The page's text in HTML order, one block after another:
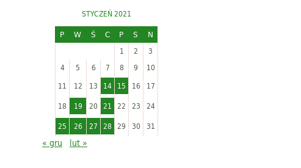
STYCZEŃ 2021
P
W Ś C P S
N
1
2
3
4
5 6 7 8 9
10
11
12 13 14 15 16
17
18
19 20 21 22 23
24
25
26 27 28 29 30 31
« gru lut »